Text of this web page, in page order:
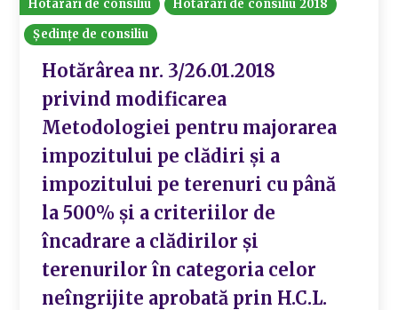
Hotarari de consiliu
Hotarari de consiliu 2018
Ședințe de consiliu
Hotărârea nr. 3/26.01.2018
privind modificarea
Metodologiei pentru majorarea
impozitului pe clădiri și a
impozitului pe terenuri cu până
la 500% și a criteriilor de
încadrare a clădirilor și
terenurilor în categoria celor
neîngrijite aprobată prin H.C.L.